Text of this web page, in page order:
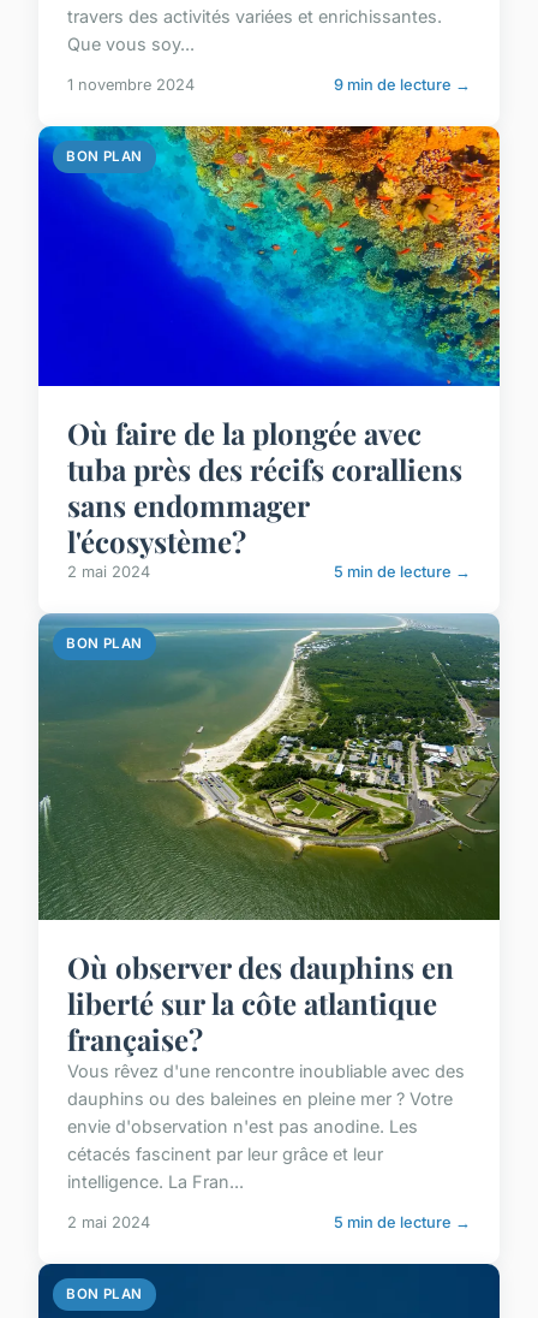
travers des activités variées et enrichissantes.
Que vous soy...
1 novembre 2024 9 min de lecture →
BON PLAN
Où faire de la plongée avec
tuba près des récifs coralliens
sans endommager
l'écosystème?
2 mai 2024 5 min de lecture →
BON PLAN
Où observer des dauphins en
liberté sur la côte atlantique
française?
Vous rêvez d'une rencontre inoubliable avec des
dauphins ou des baleines en pleine mer ? Votre
envie d'observation n'est pas anodine. Les
cétacés fascinent par leur grâce et leur
intelligence. La Fran...
2 mai 2024 5 min de lecture →
BON PLAN